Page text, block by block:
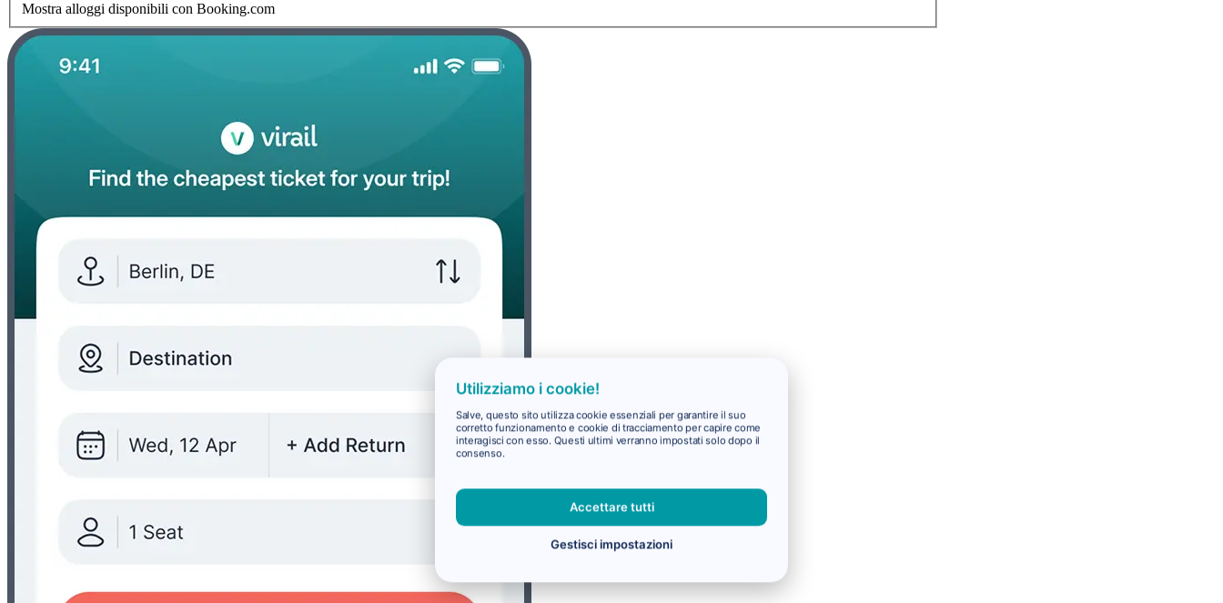
Mostra alloggi disponibili con Booking.com
Utilizziamo i cookie!
Salve, questo sito utilizza cookie essenziali per garantire il suo
corretto funzionamento e cookie di tracciamento per capire come
interagisci con esso. Questi ultimi verranno impostati solo dopo il
consenso.
Accettare tutti
Gestisci impostazioni